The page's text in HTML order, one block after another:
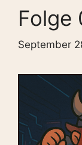
Folge
September